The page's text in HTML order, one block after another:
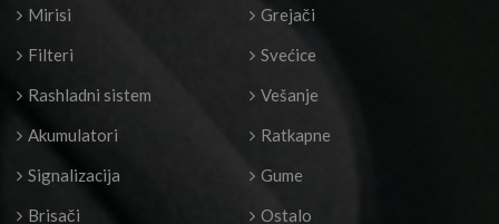
Mirisi
Filteri
Rashladni sistem
Akumulatori
Signalizacija
Brisači
Grejači
Svećice
Vešanje
Ratkapne
Gume
Ostalo